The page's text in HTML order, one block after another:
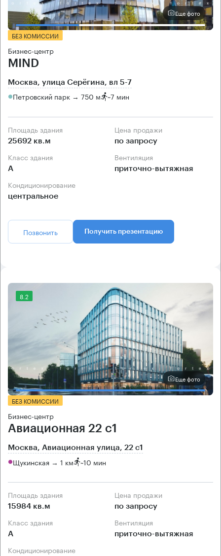
Еще фото
БЕЗ КОМИССИИ
Бизнес-центр
MIND
Москва, улица Серёгина, вл 5-7
Петровский парк → 750 м ~7 мин
Площадь здания
25692 кв.м
Цена продажи
по запросу
Класс здания
А
Вентиляция
приточно-вытяжная
Кондиционирование
центральное
Позвонить Получить презентацию
8.2
Еще фото
БЕЗ КОМИССИИ
Бизнес-центр
Авиационная 22 с1
Москва, Авиационная улица, 22 с1
Щукинская → 1 км ~10 мин
Площадь здания
15984 кв.м
Цена продажи
по запросу
Класс здания
А
Вентиляция
приточно-вытяжная
Кондиционирование